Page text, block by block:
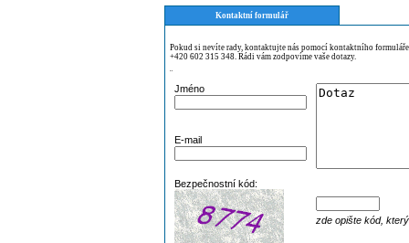
Kontaktní formulář
Pokud si nevíte rady, kontaktujte nás pomocí kontaktního
+420 602 315 348. Rádi vám zodpovíme vaše dotazy.
¨
Jméno
E-mail
Bezpečnostní kód:
zde opište kód,